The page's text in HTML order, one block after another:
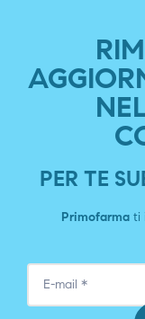
PER TE
Primofarmati